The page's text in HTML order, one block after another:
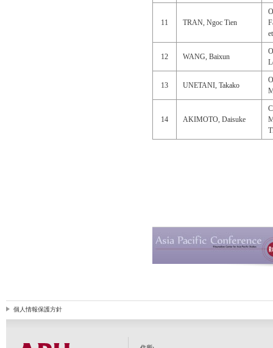
11 TRAN, Ngoc Tien
12 WANG, Baixun
13 UNETANI, Takako
14 AKIMOTO, Daisuke
個人情報保護方針